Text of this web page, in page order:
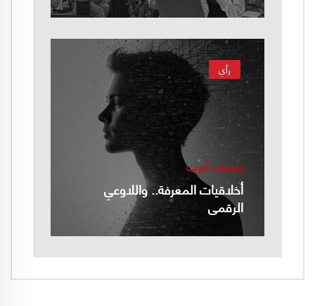
رأي
يوسف أيوب
أخلاقيات المعرفة.. واللاوعي
الرقمي